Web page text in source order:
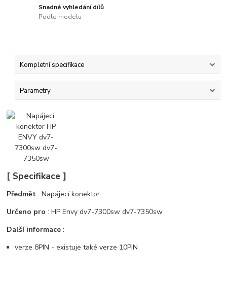
Snadné vyhledání dílů
Podle modelu
Kompletní specifikace
Parametry
[ Specifikace ]
Předmět : Napájecí konektor
Určeno pro : HP Envy dv7-7300sw dv7-7350sw
Další informace :
verze 8PIN - existuje také verze 10PIN